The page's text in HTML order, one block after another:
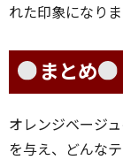
れた印象になりま
まとめ
オレンジベージ
を与え、どんな